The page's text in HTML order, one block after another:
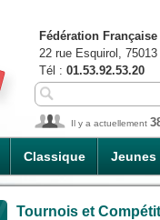
Classique Jeunes
Fédération
22 rue Esquirol,
Tél : 01.53.92.53.20
Il y a actuellement
Tournois et